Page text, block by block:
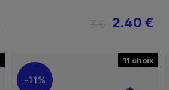
2.40 €
11
11%